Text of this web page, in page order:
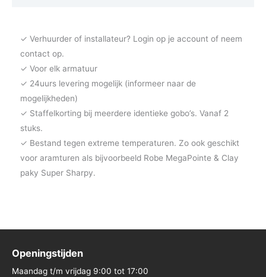
✓ Verhuurder of installateur? Login op je account of neem
contact op.
✓ Voor elk armatuur
✓ 24uurs levering mogelijk (informeer naar de
mogelijkheden)
✓ Staffelkorting bij meerdere identieke gobo’s. Vanaf 2
stuks.
✓ Bestand tegen extreme temperaturen. Zo ook geschikt
voor aramturen als bijvoorbeeld Robe MegaPointe & Clay
paky Super Sharpy.
Openingstijden
Maandag t/m vrijdag 9:00 tot 17:00